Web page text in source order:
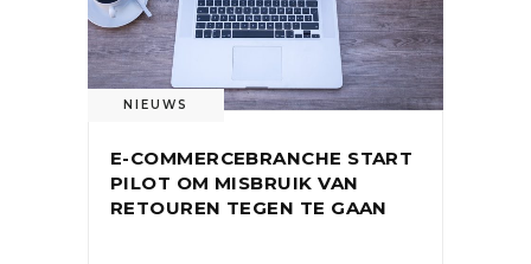
NIEUWS
E-COMMERCEBRANCHE START
PILOT OM MISBRUIK VAN
RETOUREN TEGEN TE GAAN